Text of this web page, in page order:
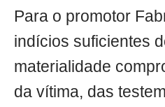
Para o promotor
indícios suficientes
materialidade
da vítima, das